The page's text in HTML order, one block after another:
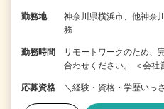
勤務地
神奈川県横浜市、他神
務
勤務時間
リモートワークのため、
合わせください。 ＜会
応募資格 ＼経験・資格・学歴いっ